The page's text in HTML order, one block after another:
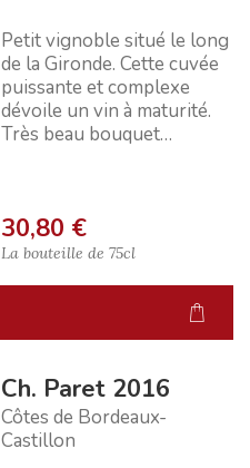
Petit vignoble situé le long
de la Gironde. Cette cuvée
puissante et complexe
dévoile un vin à maturité.
Très beau bouquet
30,80 €
La bouteille de 75cl
Ch. Paret 2016
Côtes de Bordeaux-
Castillon